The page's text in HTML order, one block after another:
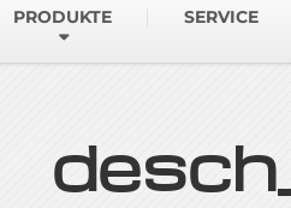
PRODUKTE SERVICE